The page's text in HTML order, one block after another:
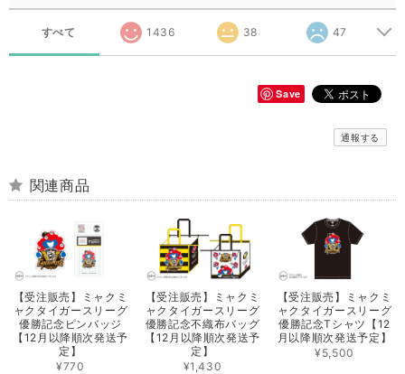
すべて 1436 38 47
Save
通報する
関連商品
【受注販売】ミャクミ
ャクタイガースリーグ
優勝記念ピンバッジ
【12月以降順次発送予
定】
¥770
【受注販売】ミャクミ
ャクタイガースリーグ
優勝記念不織布バッグ
【12月以降順次発送予
定】
¥1,430
【受注販売】ミャクミ
ャクタイガースリーグ
優勝記念Tシャツ【12
月以降順次発送予定】
¥5,500